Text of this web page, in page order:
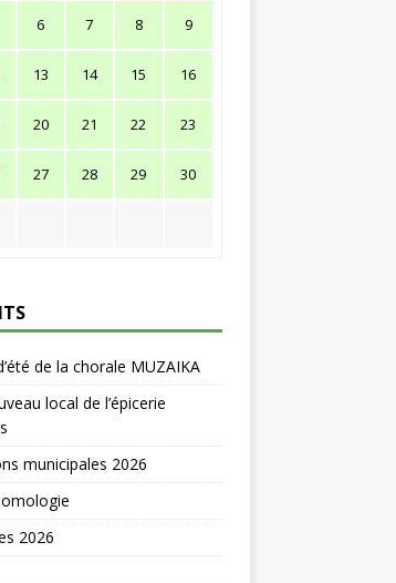
6 7 8 9
13 14 15 16
20 21 22 23
27 28 29 30
de la chorale MUZAIKA
local de l’épicerie
municipales 2026
2026